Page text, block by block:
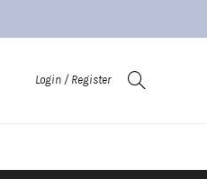
Login / Register